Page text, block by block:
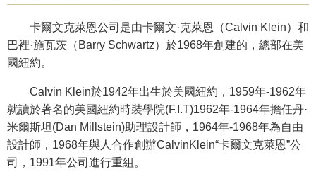
卡爾文克萊恩公司是由卡爾文·克萊恩（Calvin Klein）和
巴裡·施瓦茨（Barry Schwartz）於1968年創建的，總部在美
國紐約。
Calvin Klein於1942年出生於美國紐約，1959年-1962年
就讀於著名的美國紐約時裝學院(F.I.T)1962年-1964年擔任丹·
米爾斯坦(Dan Millstein)助理設計師，1964年-1968年為自由
設計師，1968年與人合作創辦CalvinKlein“卡爾文克萊恩”公
司，1991年公司進行重組。